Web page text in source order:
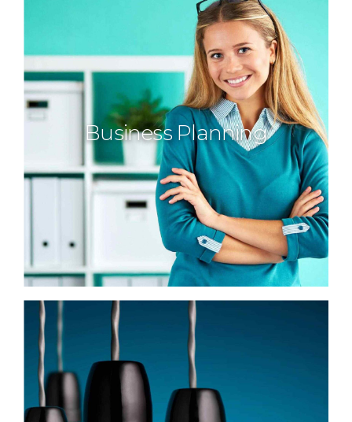
Business Planning